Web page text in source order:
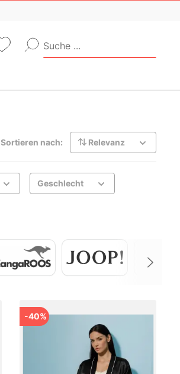
Sortieren nach: Relevanz
Geschlecht
-40%